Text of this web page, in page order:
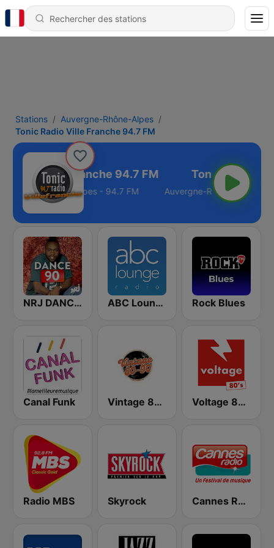
Stations
Auvergne-Rhône-Alpes
Tonic Radio Ville Franche 94.7 FM
Radio Ville Franche 94.7 FM
Auvergne-Rhône-Alpes - 94.7 FM
NRJ DANCE 90 ABC Lounge Jazz Rock Blues
Canal Funk Vintage 80 90 Voltage 80's
Radio MBS Skyrock Cannes Radio